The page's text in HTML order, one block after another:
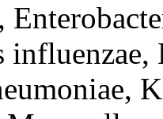
influеnzае,